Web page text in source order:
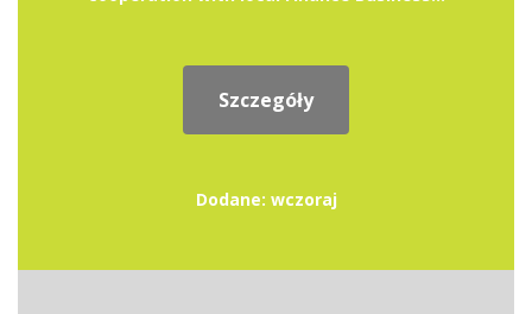
Szczegóły
Dodane: wczoraj